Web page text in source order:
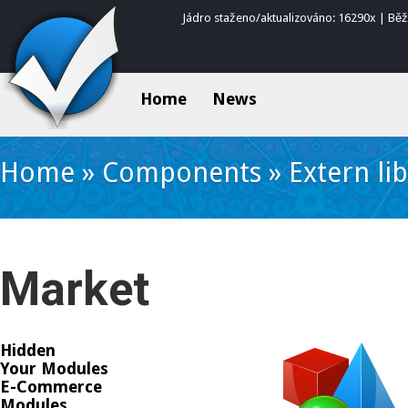
Jádro staženo/aktualizováno: 16290x |
Home News
Home»Components»Extern
Market
Hidden
Your Modules
E-Commerce